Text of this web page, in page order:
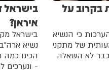
בקרוב על
כי הנשיא
של מתקני
כבר לא השאלה
בישראל
איראן?
בישראל
נשיא
הכינו
- ונערכים